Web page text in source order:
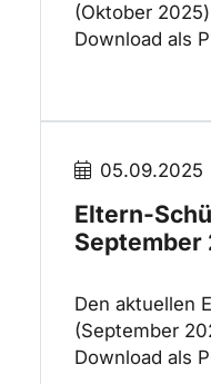
(Oktober
Download als
05.09.2025
Eltern-
September
Den aktuellen
(September
Download als